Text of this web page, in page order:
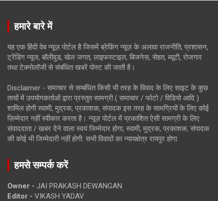
हमारे बारे में
यह एक हिंदी वेब न्यूज़ पोर्टल है जिसमें ब्रेकिंग न्यूज़ के अलावा राजनीति, प्रशासन,
ट्रेंडिंग न्यूज, बॉलीवुड, खेल जगत, लाइफस्टाइल, बिजनेस, सेहत, ब्यूटी, रोजगार
तथा टेक्नोलॉजी से संबंधित खबरें पोस्ट की जाती है।
Disclaimer - समाचार से सम्बंधित किसी भी तरह के विवाद के लिए साइट के कुछ
तत्वों में उपयोगकर्ताओं द्वारा प्रस्तुत सामग्री ( समाचार / फोटो / विडियो आदि )
शामिल होगी स्वामी, मुद्रक, प्रकाशक, संपादक इस तरह के सामग्रियों के लिए कोई
ज़िम्मेदार नहीं स्वीकार करता है। न्यूज़ पोर्टल में प्रकाशित ऐसी सामग्री के लिए
संवाददाता / खबर देने वाला स्वयं जिम्मेदार होगा, स्वामी, मुद्रक, प्रकाशक, संपादक
की कोई भी जिम्मेदारी नहीं होगी. सभी विवादों का न्यायक्षेत्र रायपुर होगा
हमसे सम्पर्क करें
Owner - JAI PRAKASH DEWANGAN
Editor - VIKASH YADAV